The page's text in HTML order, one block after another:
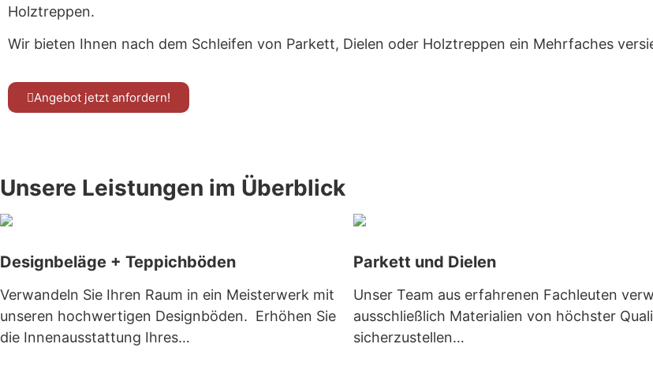
Holztreppen.
Wir bieten Ihnen nach dem Schleifen von Parkett, Dielen oder Holztreppen ein Mehrfaches
Angebot jetzt anfordern!
Unsere Leistungen im Überblick
Designbeläge + Teppichböden
Verwandeln Sie Ihren Raum in ein Meisterwerk mit
unseren hochwertigen Designböden. Erhöhen Sie
die Innenausstattung Ihres…
Parkett und Dielen
Unser Team aus erfahrenen Fachleuten
ausschließlich Materialien von höchster
sicherzustellen…